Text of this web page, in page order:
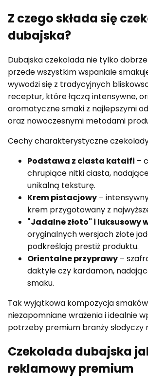
Z czego składa się
dubajska?
Dubajska czekolada nie tylko
przede wszystkim wspaniale
wywodzi się z tradycyjnych
receptur, które łączą intensywne,
aromatyczne smaki z najlepszymi
oraz nowoczesnymi metodami
Cechy charakterystyczne
Podstawa z ciasta kataifi –
chrupiące nitki ciasta,
unikalną teksturę.
Krem pistacjowy –
krem przygotowany z
"Jadalne złoto" i luksusowy
oryginalnych wersjach złote
podkreślają prestiż produktu.
Orientalne przyprawy –
daktyle czy kardamon,
smaku.
Tak wyjątkowa kompozycja
niezapomniane wrażenia i idealnie
potrzeby premium branży słodyczy
Czekolada dubajska
reklamowy premium